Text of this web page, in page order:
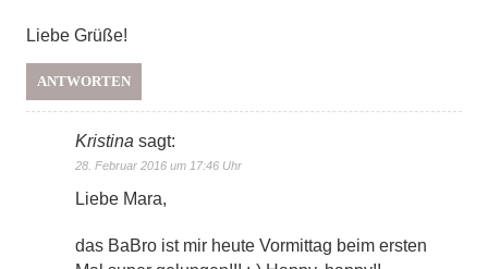
Liebe Grüße!
ANTWORTEN
Kristina sagt:
28. Februar 2016 um 17:46 Uhr
Liebe Mara,
das BaBro ist mir heute Vormittag beim ersten